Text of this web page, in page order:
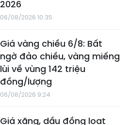
2026
06/08/2026 10:35
Giá vàng chiều 6/8: Bất
ngờ đảo chiều, vàng miếng
lùi về vùng 142 triệu
đồng/lượng
06/08/2026 9:24
Giá xăng, dầu đồng loạt